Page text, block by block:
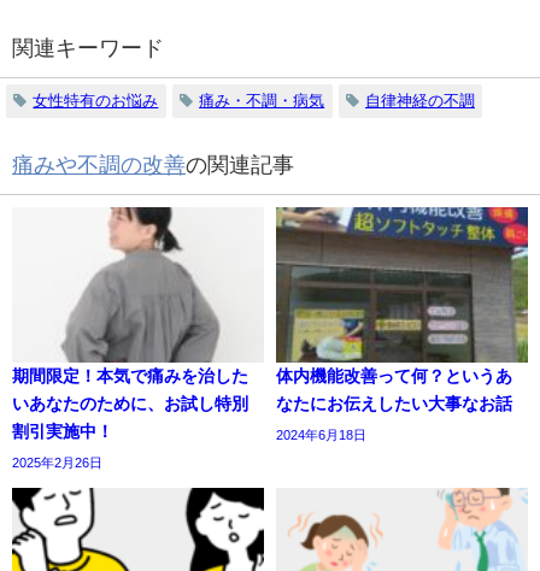
関連キーワード
女性特有のお悩み 痛み・不調・病気 自律神経の不調
痛みや不調の改善の関連記事
期間限定！本気で痛みを治した
いあなたのために、お試し特別
割引実施中！
2025年2月26日
体内機能改善って何？というあ
なたにお伝えしたい大事なお話
2024年6月18日